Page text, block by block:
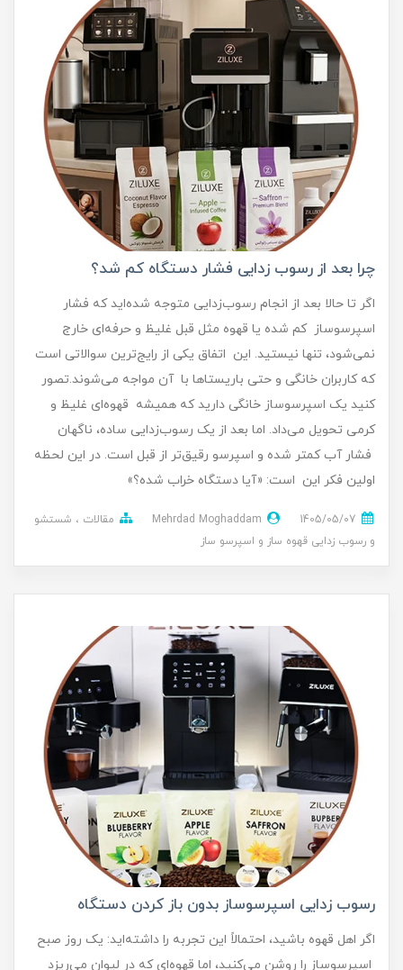
چرا بعد از رسوب زدایی فشار دستگاه کم شد؟
اگر تا حالا بعد از انجام رسوب‌زدایی متوجه شده‌اید که فشار
اسپرسوساز کم شده یا قهوه مثل قبل غلیظ و حرفه‌ای خارج
نمی‌شود، تنها نیستید. این اتفاق یکی از رایج‌ترین سوالاتی است
که کاربران خانگی و حتی باریستاها با آن مواجه می‌شوند.تصور
کنید یک اسپرسوساز خانگی دارید که همیشه قهوه‌ای غلیظ و
کرمی تحویل می‌داد. اما بعد از یک رسوب‌زدایی ساده، ناگهان
فشار آب کمتر شده و اسپرسو رقیق‌تر از قبل است. در این لحظه
اولین فکر این است: «آیا دستگاه خراب شده؟»
Mehrdad Moghaddam مقالات
شستشو
و رسوب زدایی قهوه ساز و اسپرسو ساز
رسوب زدایی اسپرسوساز بدون باز کردن دستگاه
اگر اهل قهوه باشید، احتمالاً این تجربه را داشته‌اید: یک روز صبح
اسپرسوساز را روشن می‌کنید، اما قهوه‌ای که در لیوان می‌ریزد